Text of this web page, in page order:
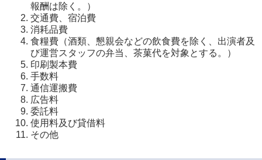
報酬は除く。）
交通費、宿泊費
消耗品費
食糧費（酒類、懇親会などの飲食費を除く、出演者及
び運営スタッフの弁当、茶菓代を対象とする。）
印刷製本費
手数料
通信運搬費
広告料
委託料
使用料及び貸借料
その他